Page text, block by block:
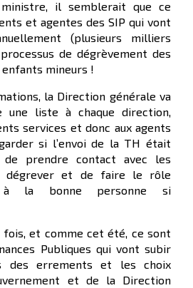
il semblerait que ce
et agentes des SIP qui vont
(plusieurs milliers
de dégrèvement des
enfants mineurs !
la Direction générale va
une liste à chaque direction,
services et donc aux agents
si l’envoi de la TH était
prendre contact avec les
dégrever et de faire le rôle
à la bonne personne si
fois, et comme cet été, ce sont
Publiques qui vont subir
des errements et les choix
et de la Direction